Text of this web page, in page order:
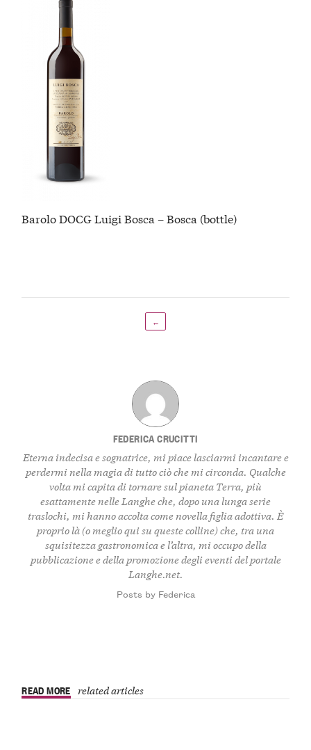
Barolo DOCG Luigi Bosca – Bosca (bottle)
←
FEDERICA CRUCITTI
Eterna indecisa e sognatrice, mi piace lasciarmi incantare e
perdermi nella magia di tutto ciò che mi circonda. Qualche
volta mi capita di tornare sul pianeta Terra, più
esattamente nelle Langhe che, dopo una lunga serie
traslochi, mi hanno accolta come novella figlia adottiva. È
proprio là (o meglio qui su queste colline) che, tra una
squisitezza gastronomica e l’altra, mi occupo della
pubblicazione e della promozione degli eventi del portale
Langhe.net.
Posts by Federica
READ MORE related articles